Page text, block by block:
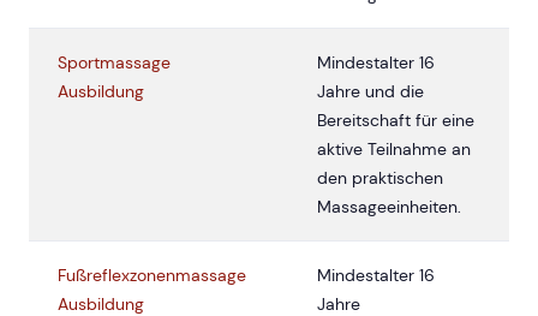
Sportmassage
Ausbildung
Mindestalter 16
Jahre und die
Bereitschaft für eine
aktive Teilnahme an
den praktischen
Massageeinheiten.
Fußreflexzonenmassage
Ausbildung
Mindestalter 16
Jahre